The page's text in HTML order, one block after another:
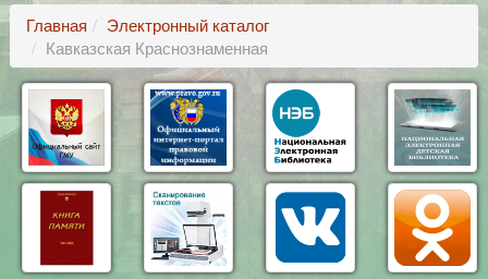
Главная
Электронный каталог
Кавказская Краснознаменная